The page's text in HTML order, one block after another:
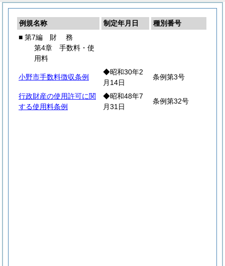
例規名称 制定年月日
種別番号
■ 第7編 財 務
第4章 手数料・使
用料
小野市手数料徴収条例
◆昭和30年2
月14日
条例第3号
行政財産の使用許可に関
する使用料条例
◆昭和48年7
月31日
条例第32号